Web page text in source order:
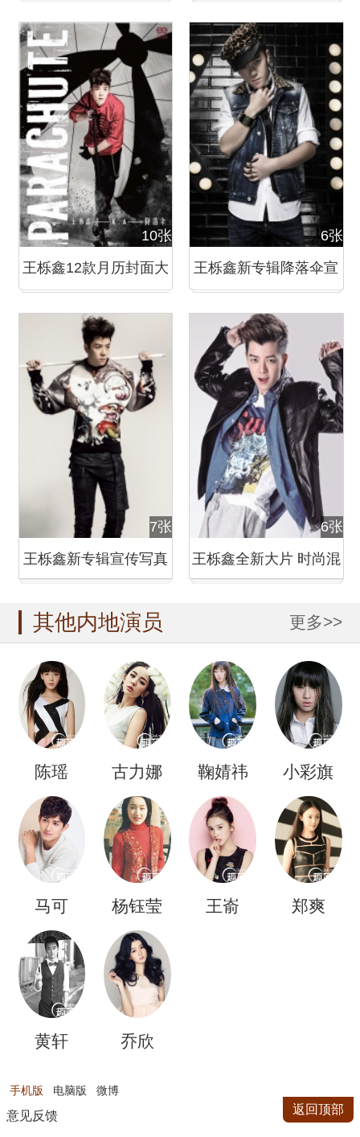
光
10张
王栎鑫12款月历封面大
6张
王栎鑫新专辑降落伞宣
7张
王栎鑫新专辑宣传写真
6张
王栎鑫全新大片 时尚混
其他内地演员 更多>>
陈瑶 古力娜
扎
鞠婧祎 小彩旗
马可 杨钰莹 王嵛 郑爽
黄轩 乔欣
手机版 电脑版 微博
意见反馈 返回顶部